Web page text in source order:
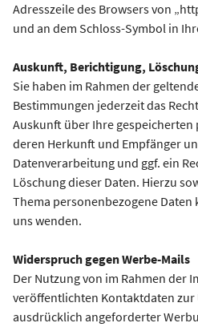
Adresszeile des Browsers von
und an dem Schloss-Symbol in
Auskunft, Berichtigung,
Sie haben im Rahmen der
Bestimmungen jederzeit das
Auskunft über Ihre
deren Herkunft und Empfänger
Datenverarbeitung und ggf. ein
Löschung dieser Daten. Hierzu
Thema personenbezogene Daten
uns wenden.
Widerspruch gegen Werbe-Mails
Der Nutzung von im Rahmen der
veröffentlichten Kontaktdaten
ausdrücklich angeforderter